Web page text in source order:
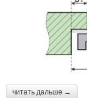
читать дальше →